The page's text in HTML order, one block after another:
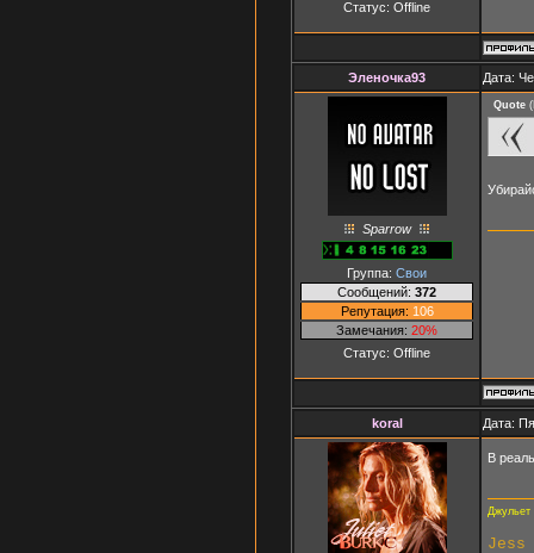
Статус: Offline
Эленочка93 Дата:
Sparrow
Группа: Свои
Сообщений: 372
Репутация: 106
Замечания: 20%
Статус: Offline
Quote (
koral Дата:
В